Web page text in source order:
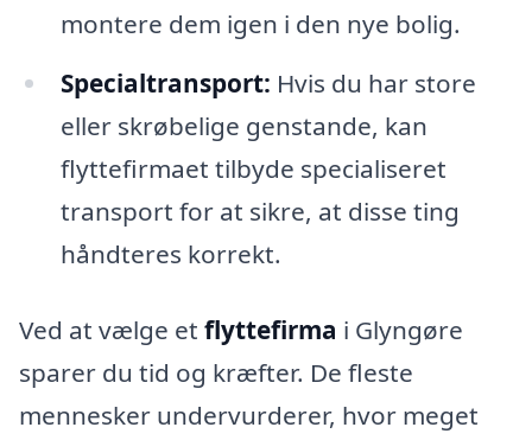
montere dem igen i den nye bolig.
Specialtransport: Hvis du har store
eller skrøbelige genstande, kan
flyttefirmaet tilbyde specialiseret
transport for at sikre, at disse ting
håndteres korrekt.
Ved at vælge et flyttefirma i Glyngøre
sparer du tid og kræfter. De fleste
mennesker undervurderer, hvor meget